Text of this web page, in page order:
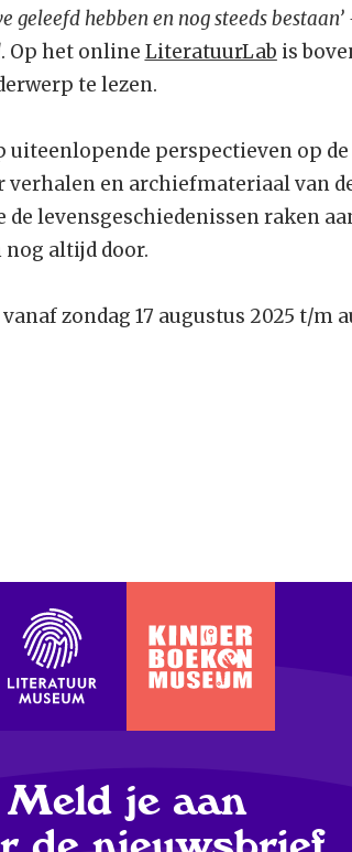
geleefd hebben en nog steeds
. Op het online LiteratuurLab is
te lezen.
perspectieven op
verhalen en archiefmateriaal van
levensgeschiedenissen raken
altijd door.
zondag 17 augustus 2025 t/m
Meld je aan